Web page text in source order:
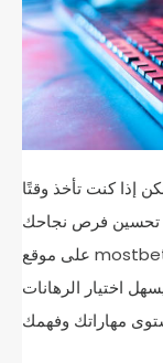
إذا كنت تأخذ وقتًا
تحسين فرص نجاحك
اختيار الرهانات